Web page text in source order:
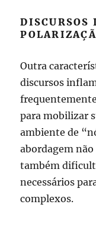
DISCURSOS
Outra
discursos
para mobilizar
ambiente de
abordagem não
também
necessários
complexos.